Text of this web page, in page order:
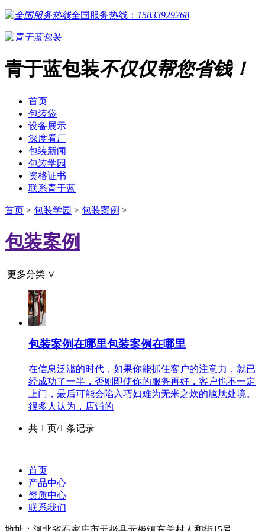
全国服务热线： 15833929268
青于蓝包装不仅仅帮您省钱！
首页
包装袋
设备展示
深度看厂
包装新闻
包装学园
资格证书
联系青于蓝
首页 > 包装学园 > 包装案例 >
包装案例
更多分类 ∨
包装案例在哪里包装案例在哪里
在信息泛滥的时代，如果你能抓住客户的注意力，就已
经成功了一半，否则即使你的服务再好，客户也不一定
上门，最后可能会陷入巧妇难为无米之炊的尴尬处境。
很多人认为，店铺的
共 1 页/1 条记录
首页
产品中心
资质中心
联系我们